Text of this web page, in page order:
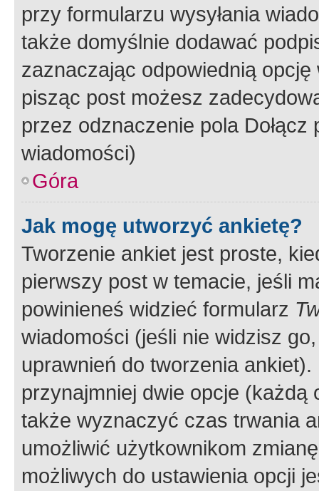
przy formularzu wysyłania
także domyślnie dodawać
zaznaczając odpowiednią
pisząc post możesz
przez odznaczenie pola
wiadomości)
Góra
Jak mogę utworzyć ankietę?
Tworzenie ankiet jest proste,
pierwszy post w temacie, jeśli
powinieneś widzieć formularz
wiadomości (jeśli nie widzisz
uprawnień do tworzenia
przynajmniej dwie opcje
także wyznaczyć czas trwania
umożliwić użytkownikom
możliwych do ustawienia opcji